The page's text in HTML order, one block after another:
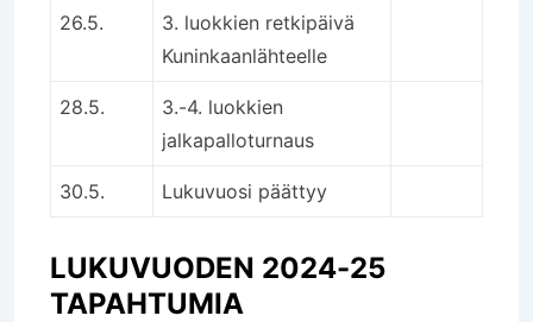
26.5.
3. luokkien retkipäivä
Kuninkaanlähteelle
28.5.
3.-4. luokkien
jalkapalloturnaus
30.5. Lukuvuosi päättyy
LUKUVUODEN 2024-25
TAPAHTUMIA